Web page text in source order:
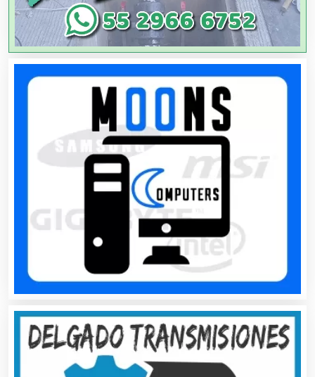
Aparatos y Equipos Eléctricos
Arquitectos
Artes Gráficas
Artículos de Oficina
Artículos Deportivos